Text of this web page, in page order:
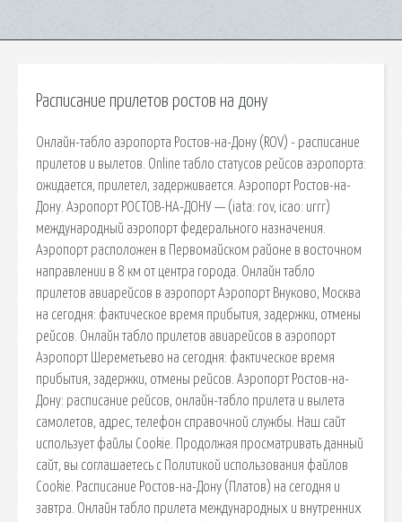
Расписание прилетов ростов на дону
Онлайн-табло аэропорта Ростов-на-Дону (ROV) - расписание
прилетов и вылетов. Online табло статусов рейсов аэропорта:
ожидается, прилетел, задерживается. Аэропорт Ростов-на-
Дону. Аэропорт РОСТОВ-НА-ДОНУ — (iata: rov, icao: urrr)
международный аэропорт федерального назначения.
Аэропорт расположен в Первомайском районе в восточном
направлении в 8 км от центра города. Онлайн табло
прилетов авиарейсов в аэропорт Аэропорт Внуково, Москва
на сегодня: фактическое время прибытия, задержки, отмены
рейсов. Онлайн табло прилетов авиарейсов в аэропорт
Аэропорт Шереметьево на сегодня: фактическое время
прибытия, задержки, отмены рейсов. Аэропорт Ростов-на-
Дону: расписание рейсов, онлайн-табло прилета и вылета
самолетов, адрес, телефон справочной службы. Наш сайт
использует файлы Cookie. Продолжая просматривать данный
сайт, вы соглашаетесь с Политикой использования файлов
Cookie. Расписание Ростов-на-Дону (Платов) на сегодня и
завтра. Онлайн табло прилета международных и внутренних